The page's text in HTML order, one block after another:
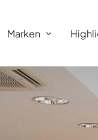
Marken
Alain Mikli
Blake Kuwahara